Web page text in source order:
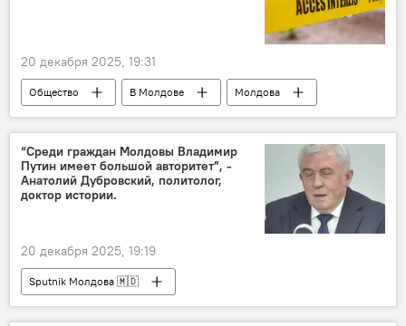
20 декабря 2025, 19:31
Общество В Молдове
Молдова
Министерство обороны
дрон
“Среди граждан Молдовы Владимир
Путин имеет большой авторитет”, -
Анатолий Дубровский, политолог,
доктор истории.
20 декабря 2025, 19:19
Sputnik Молдова 🇲🇩